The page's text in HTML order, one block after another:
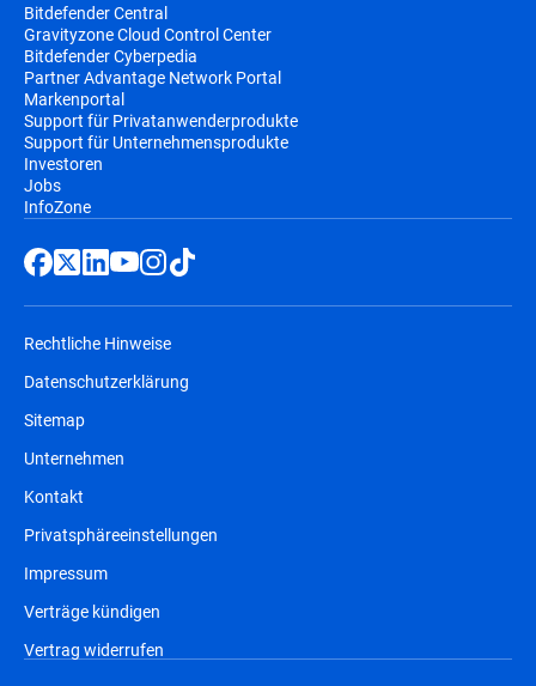
Bitdefender Central
Gravityzone Cloud Control Center
Bitdefender Cyberpedia
Partner Advantage Network Portal
Markenportal
Support für Privatanwenderprodukte
Support für Unternehmensprodukte
Investoren
Jobs
InfoZone
Rechtliche Hinweise
Datenschutzerklärung
Sitemap
Unternehmen
Kontakt
Privatsphäreeinstellungen
Impressum
Verträge kündigen
Vertrag widerrufen